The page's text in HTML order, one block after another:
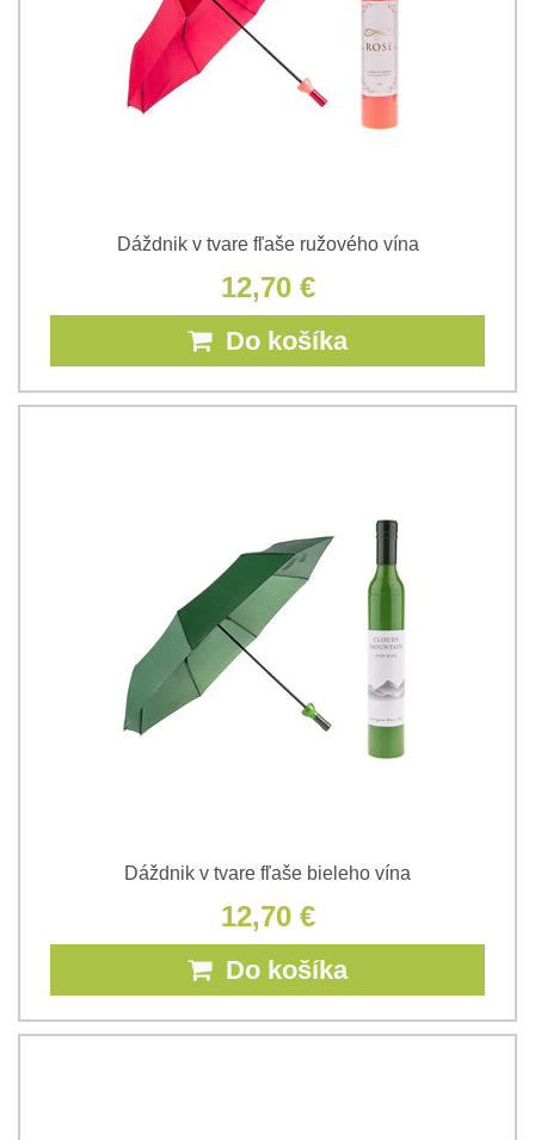
Dáždnik v tvare fľaše ružového vína
12,70 €
Do košíka
Dáždnik v tvare fľaše bieleho vína
12,70 €
Do košíka